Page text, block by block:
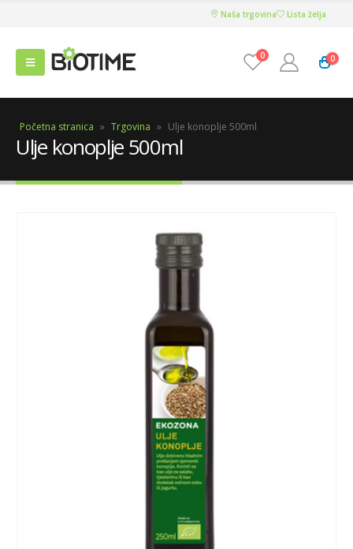
Naša trgovina Lista želja
0 0
Početna stranica » Trgovina » Ulje konoplje 500ml
Ulje konoplje 500ml